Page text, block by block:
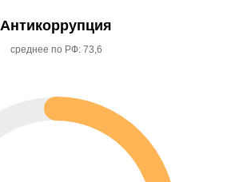
Антикоррупция
среднее по РФ: 73,6